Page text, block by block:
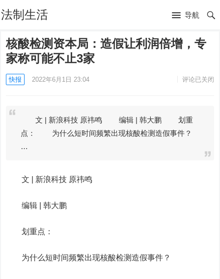
法制生活 导航
核酸检测资本局：造假让利润倍增，专
家称可能不止3家
快报 2022年6月1日 23:04 评论已关闭
文 | 新浪科技 原祎鸣 编辑 | 韩大鹏 划重
点： 为什么短时间频繁出现核酸检测造假事件？
…
文 | 新浪科技 原祎鸣
编辑 | 韩大鹏
划重点：
为什么短时间频繁出现核酸检测造假事件？